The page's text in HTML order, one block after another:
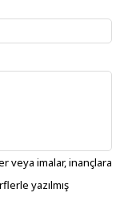
veya imalar, inançlara
yazılmış